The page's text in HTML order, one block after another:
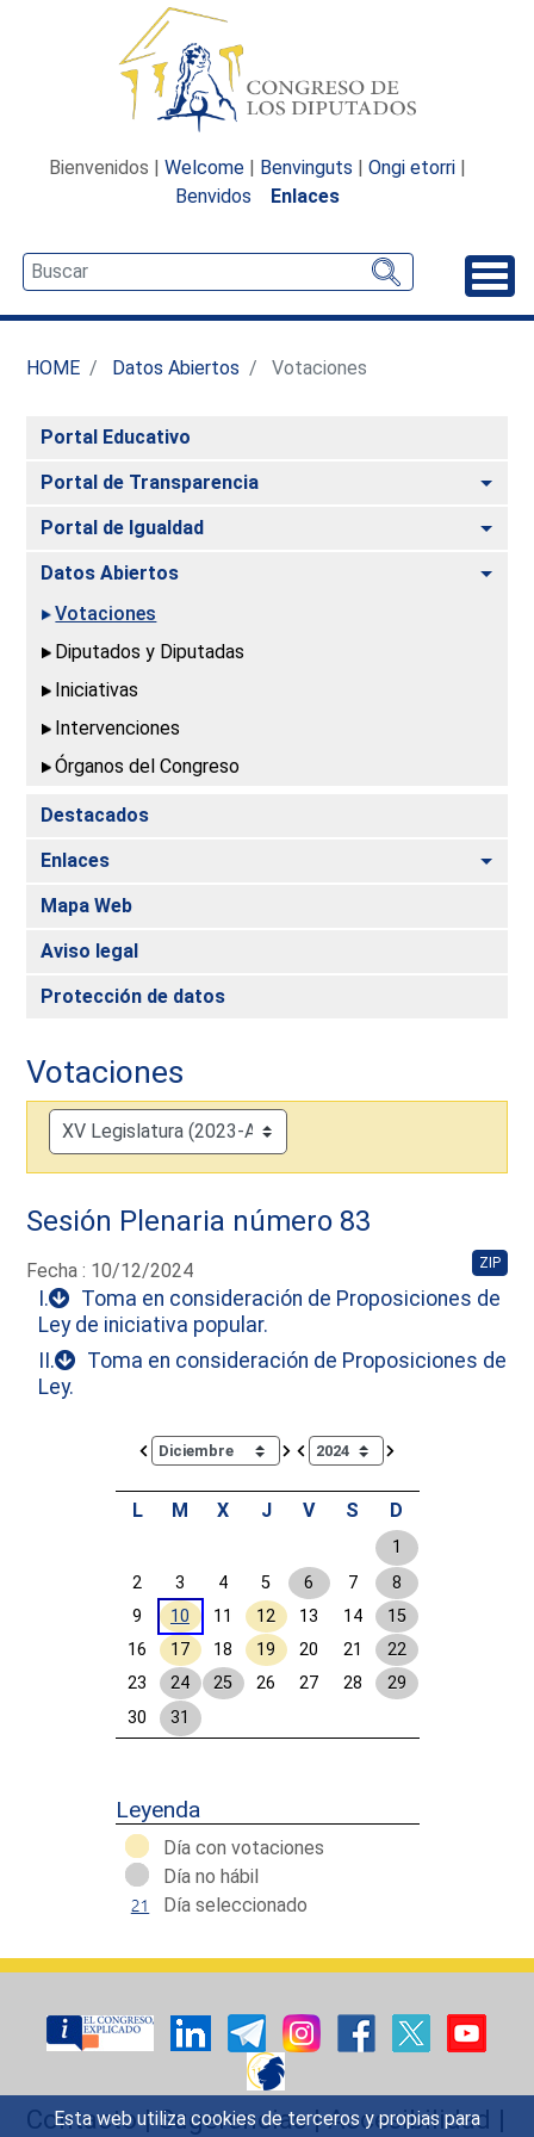
Esta web utiliza cookies de terceros y propias para
Bienvenidos | Welcome | Benvinguts | Ongi etorri |
Benvidos
Enlaces
HOME Datos Abiertos Votaciones
Portal Educativo
Portal de Transparencia
Portal de Igualdad
Datos Abiertos
Votaciones
Diputados y Diputadas
Iniciativas
Intervenciones
Órganos del Congreso
Destacados
Enlaces
Mapa Web
Aviso legal
Protección de datos
Votaciones
Sesión Plenaria número 83
Fecha : 10/12/2024 ZIP
I.
Toma en consideración de Proposiciones de
Ley de iniciativa popular.
II.
Toma en consideración de Proposiciones de
Ley.
Calendar io de actividades. Doce Legislatura
L M X J V S D
1
2
3 4 5 6 7
8
9
10 11 12 13 14
15
16
17 18 19 20 21
22
23
24 25 26 27 28
29
30
31
Leyenda
Día con votaciones
Día no hábil
Día seleccionado
Contacto|Sugerencias|Accesibilidad |